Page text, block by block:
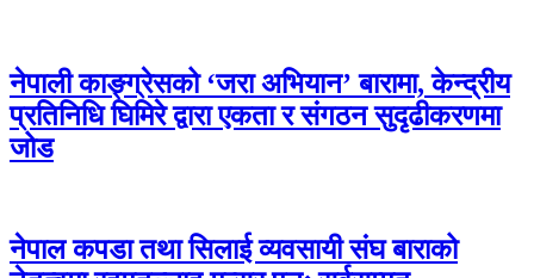
नेपाली काङ्ग्रेसको ‘जरा अभियान’ बारामा, केन्द्रीय
प्रतिनिधि घिमिरे द्वारा एकता र संगठन सुदृढीकरणमा
जोड
नेपाल कपडा तथा सिलाई व्यवसायी संघ बाराको